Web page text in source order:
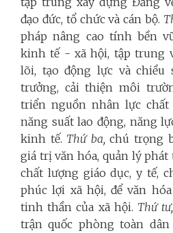
đạo đức, tổ chức và cán bộ.
pháp nâng cao tính bền
kinh tế - xã hội, tập trung
lõi, tạo động lực và chiều
trưởng, cải thiện môi
triển nguồn nhân lực chất
năng suất lao động, năng
kinh tế. Thứ ba, chú trọng
giá trị văn hóa, quản lý phát
chất lượng giáo dục, y tế,
phúc lợi xã hội, để văn
tinh thần của xã hội. Thứ tư,
trận quốc phòng toàn